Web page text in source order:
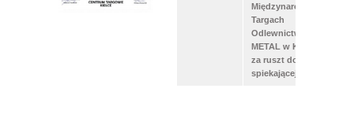
Międzynarodowych
Targach
Odlewnictwa
METAL w Kielcach
za ruszt do taśmy
spiekającej